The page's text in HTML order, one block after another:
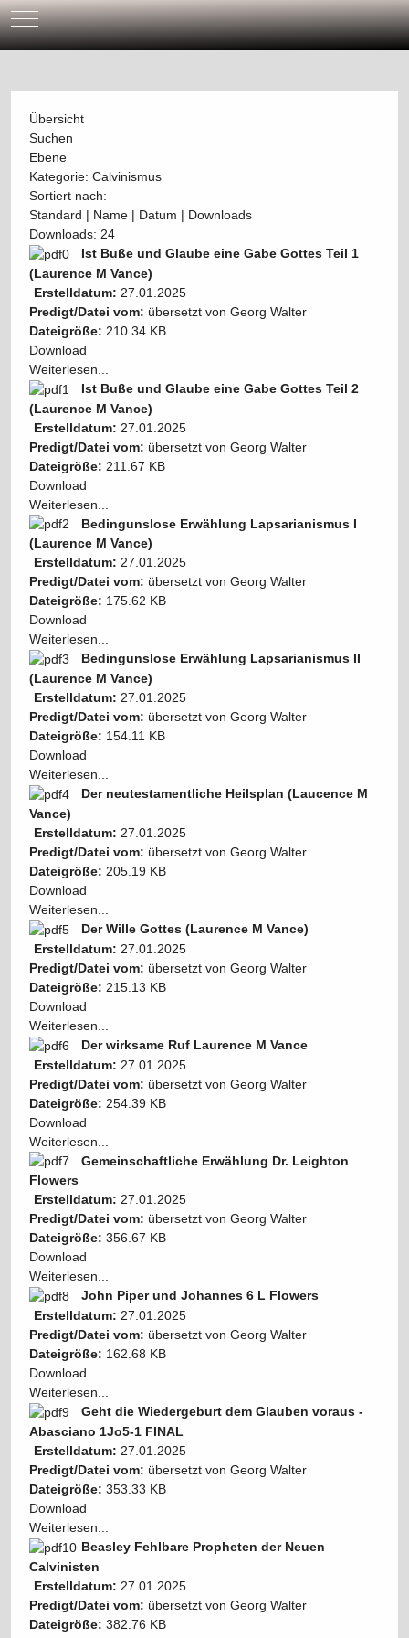
Mobile Menu Toggle
Übersicht
Suchen
Ebene
Kategorie: Calvinismus
Sortiert nach:
Standard | Name | Datum | Downloads
Downloads: 24
Ist Buße und Glaube eine Gabe Gottes Teil 1
(Laurence M Vance)
Erstelldatum: 27.01.2025
Predigt/Datei vom: übersetzt von Georg Walter
Dateigröße: 210.34 KB
Download
Weiterlesen...
Ist Buße und Glaube eine Gabe Gottes Teil 2
(Laurence M Vance)
Erstelldatum: 27.01.2025
Predigt/Datei vom: übersetzt von Georg Walter
Dateigröße: 211.67 KB
Download
Weiterlesen...
Bedingunslose Erwählung Lapsarianismus I
(Laurence M Vance)
Erstelldatum: 27.01.2025
Predigt/Datei vom: übersetzt von Georg Walter
Dateigröße: 175.62 KB
Download
Weiterlesen...
Bedingunslose Erwählung Lapsarianismus II
(Laurence M Vance)
Erstelldatum: 27.01.2025
Predigt/Datei vom: übersetzt von Georg Walter
Dateigröße: 154.11 KB
Download
Weiterlesen...
Der neutestamentliche Heilsplan (Laucence M
Vance)
Erstelldatum: 27.01.2025
Predigt/Datei vom: übersetzt von Georg Walter
Dateigröße: 205.19 KB
Download
Weiterlesen...
Der Wille Gottes (Laurence M Vance)
Erstelldatum: 27.01.2025
Predigt/Datei vom: übersetzt von Georg Walter
Dateigröße: 215.13 KB
Download
Weiterlesen...
Der wirksame Ruf Laurence M Vance
Erstelldatum: 27.01.2025
Predigt/Datei vom: übersetzt von Georg Walter
Dateigröße: 254.39 KB
Download
Weiterlesen...
Gemeinschaftliche Erwählung Dr. Leighton
Flowers
Erstelldatum: 27.01.2025
Predigt/Datei vom: übersetzt von Georg Walter
Dateigröße: 356.67 KB
Download
Weiterlesen...
John Piper und Johannes 6 L Flowers
Erstelldatum: 27.01.2025
Predigt/Datei vom: übersetzt von Georg Walter
Dateigröße: 162.68 KB
Download
Weiterlesen...
Geht die Wiedergeburt dem Glauben voraus -
Abasciano 1Jo5-1 FINAL
Erstelldatum: 27.01.2025
Predigt/Datei vom: übersetzt von Georg Walter
Dateigröße: 353.33 KB
Download
Weiterlesen...
Beasley Fehlbare Propheten der Neuen
Calvinisten
Erstelldatum: 27.01.2025
Predigt/Datei vom: übersetzt von Georg Walter
Dateigröße: 382.76 KB